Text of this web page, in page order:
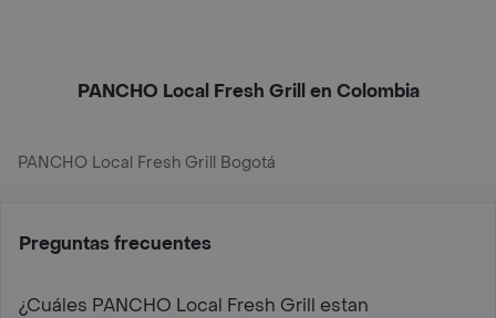
PANCHO Local Fresh Grill en Colombia
PANCHO Local Fresh Grill Bogotá
Preguntas frecuentes
¿Cuáles PANCHO Local Fresh Grill estan